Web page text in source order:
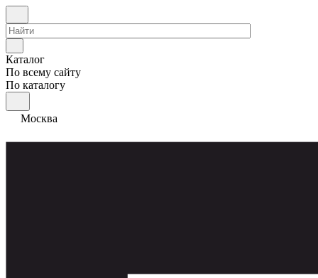
Каталог
По всему сайту
По каталогу
Москва